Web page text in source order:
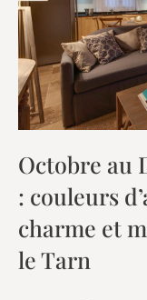
Octobre au
: couleurs
charme et
le Tarn